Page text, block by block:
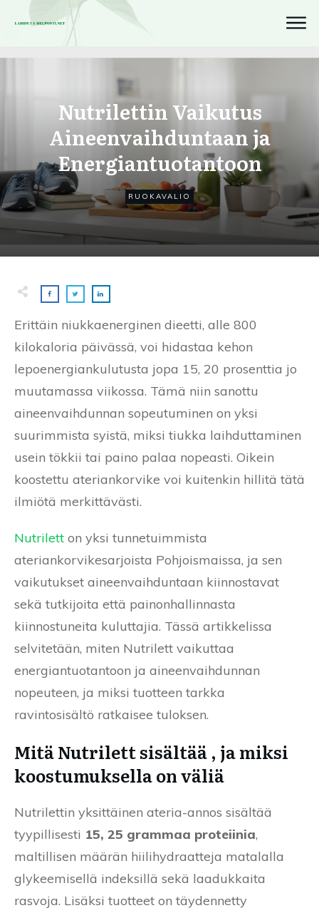
Nutrilettin Vaikutus
Aineenvaihduntaan ja
Energiantuotantoon
RUOKAVALIO
Erittäin niukkaenerginen dieetti, alle 800
kilokaloria päivässä, voi hidastaa kehon
lepoenergiankulutusta jopa 15, 20 prosenttia jo
muutamassa viikossa. Tämä niin sanottu
aineenvaihdunnan sopeutuminen on yksi
suurimmista syistä, miksi tiukka laihduttaminen
usein tökkii tai paino palaa nopeasti. Oikein
koostettu ateriankorvike voi kuitenkin hillitä tätä
ilmiötä merkittävästi.
Nutrilett on yksi tunnetuimmista
ateriankorvikesarjoista Pohjoismaissa, ja sen
vaikutukset aineenvaihduntaan kiinnostavat
sekä tutkijoita että painonhallinnasta
kiinnostuneita kuluttajia. Tässä artikkelissa
selvitetään, miten Nutrilett vaikuttaa
energiantuotantoon ja aineenvaihdunnan
nopeuteen, ja miksi tuotteen tarkka
ravintosisältö ratkaisee tuloksen.
Mitä Nutrilett sisältää , ja miksi
koostumuksella on väliä
Nutrilettin yksittäinen ateria-annos sisältää
tyypillisesti 15, 25 grammaa proteiinia,
maltillisen määrän hiilihydraatteja matalalla
glykeemisellä indeksillä sekä laadukkaita
rasvoja. Lisäksi tuotteet on täydennetty